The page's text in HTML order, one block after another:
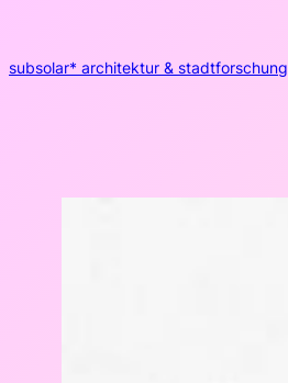
springen
subsolar* architektur & stadtforschung